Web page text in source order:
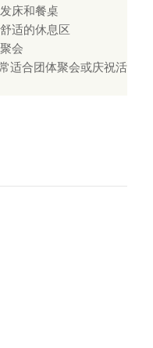
床和餐桌
适的休息区
会
适合团体聚会或庆祝活